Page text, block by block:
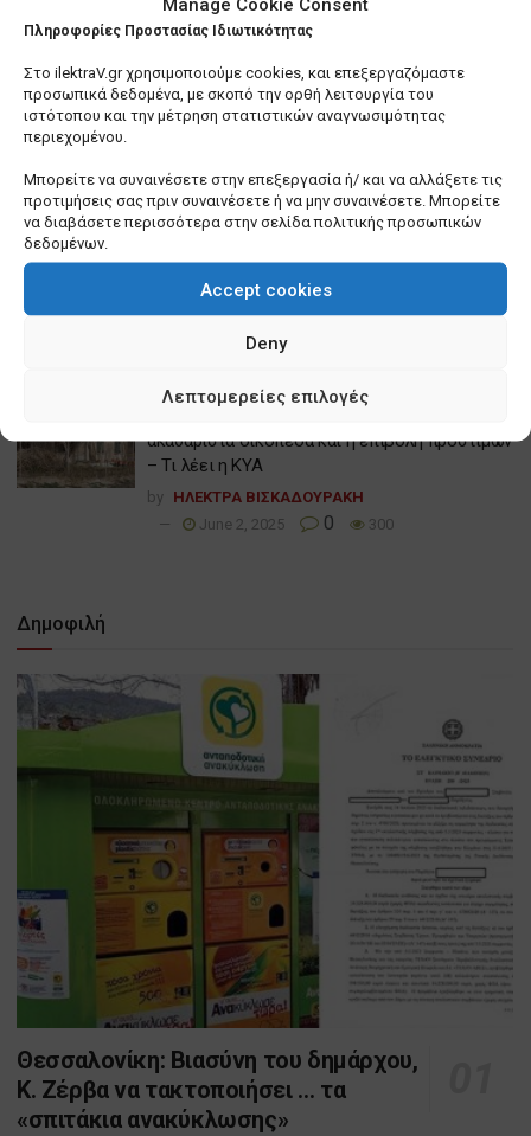
Πληροφορίες Προστασίας Ιδιωτικότητας
Στο ilektraV.gr χρησιμοποιούμε cookies, και επεξεργαζόμαστε
προσωπικά δεδομένα, με σκοπό την ορθή λειτουργία του
ιστότοπου και την μέτρηση στατιστικών αναγνωσιμότητας
περιεχομένου.
Μπορείτε να συναινέσετε στην επεξεργασία ή/ και να αλλάξετε τις
προτιμήσεις σας πριν συναινέσετε ή να μην συναινέσετε. Μπορείτε
να διαβάσετε περισσότερα στην σελίδα πολιτικής προσωπικών
δεδομένων.
Accept cookies
Deny
Λεπτομερείες επιλογές
Τελευταία Άρθρα
χρόνου ζητά ο Ν. Χαρδαλιάς
by ΗΛΕΚΤΡΑ ΒΙΣΚΑΔΟΥΡΑΚΗ
Σε χαμηλές πτήσεις θα κινηθούν τα οικονομικά
των ΟΤΑ για το 2026
ΗΛΕΚΤΡΑ ΒΙΣΚΑΔΟΥΡΑΚΗ
ακαθάριστα οικόπεδα και η επιβολή προστίμων
– Τι λέει η ΚΥΑ
by ΗΛΕΚΤΡΑ ΒΙΣΚΑΔΟΥΡΑΚΗ
June 2, 2025
0 300
Δημοφιλή
Θεσσαλονίκη: Βιασύνη του δημάρχου,
Κ. Ζέρβα να τακτοποιήσει … τα
«σπιτάκια ανακύκλωσης»